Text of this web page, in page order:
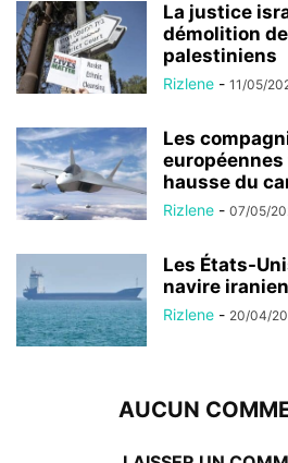
La justice
démolition
palestiniens
Rizlene - 11/05/
Les
hausse du
Rizlene - 07/05/
Les États-
navire iranien
Rizlene - 20/04/
AUCUN